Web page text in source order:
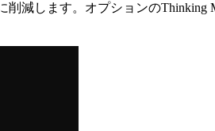
減します。オプションの